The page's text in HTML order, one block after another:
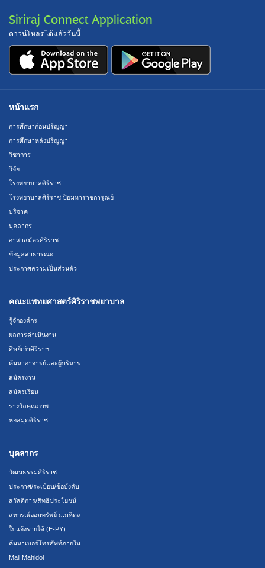
Siriraj Connect Application
ดาวน์โหลดได้แล้ววันนี้
หน้าแรก
การศึกษาก่อนปริญญา
การศึกษาหลังปริญญา
วิชาการ
วิจัย
โรงพยาบาลศิริราช
โรงพยาบาลศิริราช ปิยมหาราชการุณย์
บริจาค
บุคลากร
อาสาสมัครศิริราช
ข้อมูลสาธารณะ
ประกาศความเป็นส่วนตัว
คณะแพทยศาสตร์ศิริราชพยาบาล
รู้จักองค์กร
ผลการดำเนินงาน
ศิษย์เก่าศิริราช
ค้นหาอาจารย์และผู้บริหาร
สมัครงาน
สมัครเรียน
รางวัลคุณภาพ
หอสมุดศิริราช
บุคลากร
วัฒนธรรมศิริราช
ประกาศ/ระเบียบ/ข้อบังคับ
สวัสดิการ/สิทธิประโยชน์
สหกรณ์ออมทรัพย์ ม.มหิดล
ใบแจ้งรายได้ (E-PY)
ค้นหาเบอร์โทรศัพท์ภายใน
Mail Mahidol